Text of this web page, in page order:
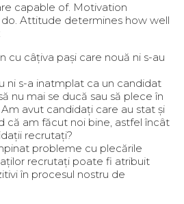
capable of. Motivation
Attitude determines how well
cu câțiva pași care nouă ni s-au
ni s-a inatmplat ca un candidat
nu mai se ducă sau să plece în
avut candidați care au stat și
că am făcut noi bine, astfel încât
recrutați?
probleme cu plecările
recrutați poate fi atribuit
în procesul nostru de